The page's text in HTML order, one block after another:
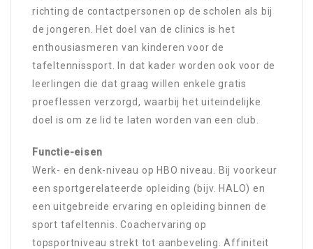
richting de contactpersonen op de scholen als bij
de jongeren. Het doel van de clinics is het
enthousiasmeren van kinderen voor de
tafeltennissport. In dat kader worden ook voor de
leerlingen die dat graag willen enkele gratis
proeflessen verzorgd, waarbij het uiteindelijke
doel is om ze lid te laten worden van een club.
Functie-eisen
Werk- en denk-niveau op HBO niveau. Bij voorkeur
een sportgerelateerde opleiding (bijv. HALO) en
een uitgebreide ervaring en opleiding binnen de
sport tafeltennis. Coachervaring op
topsportniveau strekt tot aanbeveling. Affiniteit